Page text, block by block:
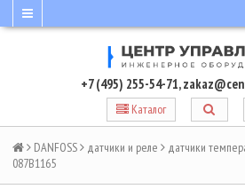
+7 (495) 255-54-71,
Каталог
DANFOSS датчики и реле датчики
087B1165